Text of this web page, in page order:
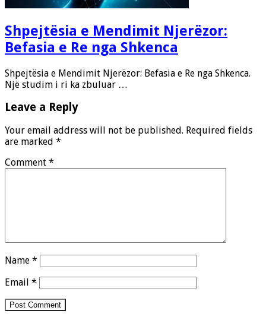
Shpejtësia e Mendimit Njerëzor:
Befasia e Re nga Shkenca
Shpejtësia e Mendimit Njerëzor: Befasia e Re nga Shkenca.
Një studim i ri ka zbuluar …
Leave a Reply
Your email address will not be published. Required fields
are marked *
Comment *
Name *
Email *